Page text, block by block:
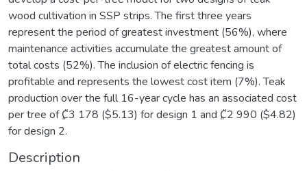
wood cultivation in SSP strips. The first three years
represent the period of greatest investment (56%), where
maintenance activities accumulate the greatest amount of
total costs (52%). The inclusion of electric fencing is
profitable and represents the lowest cost item (7%). Teak
production over the full 16-year cycle has an associated cost
per tree of ₡3 178 ($5.13) for design 1 and ₡2 990 ($4.82)
for design 2.
Description